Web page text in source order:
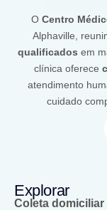
O Centro
Alphaville,
qualificados em
clínica oferece
atendimento
cuidado
Explorar
Coleta domiciliar